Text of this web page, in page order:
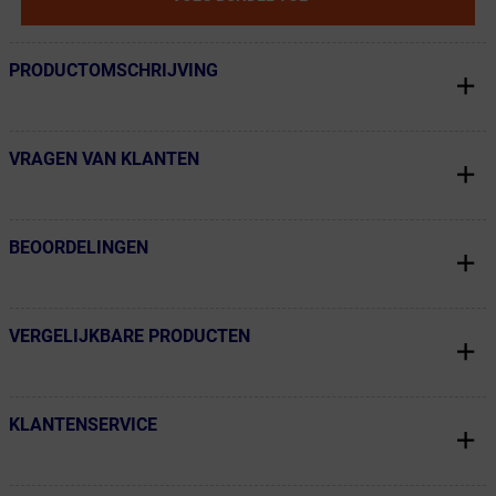
← Terug naar productnavigatie
PRODUCTOMSCHRIJVING
← Terug naar productnavigatie
VRAGEN VAN KLANTEN
← Terug naar productnavigatie
BEOORDELINGEN
← Terug naar productnavigatie
VERGELIJKBARE PRODUCTEN
← Terug naar productnavigatie
KLANTENSERVICE